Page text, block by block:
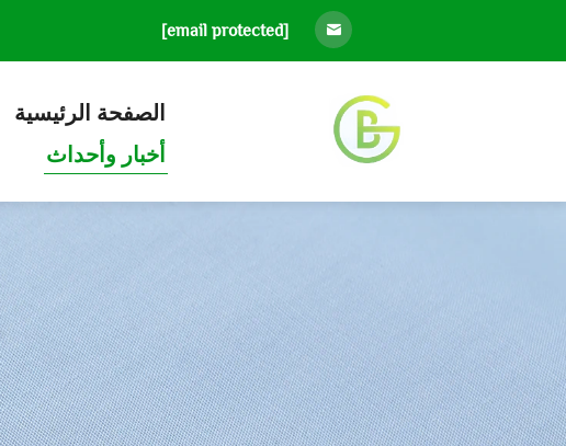
[email protected]
الصفحة الرئيسية
أخبار وأحداث